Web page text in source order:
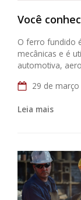
Você
O ferro fundido
mecânicas e é
automotiva,
29 de
Leia mais